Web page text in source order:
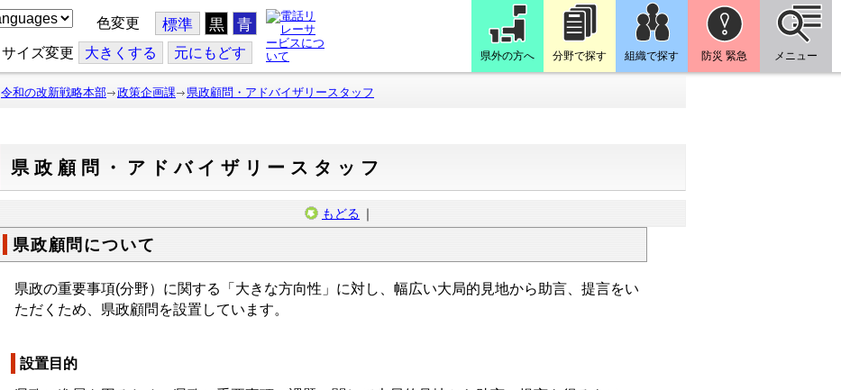
色変更 標準 黒 青
サイズ変更 大きくする 元にもどす 県外の方へ 分野で探す 組織で探す 防災 緊急 メニュー
令和の改新戦略本部 政策企画課 県政顧問・アドバイザリースタッフ
県政顧問・アドバイザリースタッフ
もどる ｜
県政顧問について
県政の重要事項(分野）に関する「大きな方向性」に対し、幅広い大局的見地から助言、提言をい
ただくため、県政顧問を設置しています。
設置目的